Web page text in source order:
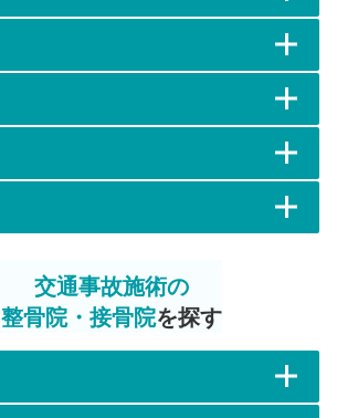
交通事故施術の
整骨院・接骨院を探す